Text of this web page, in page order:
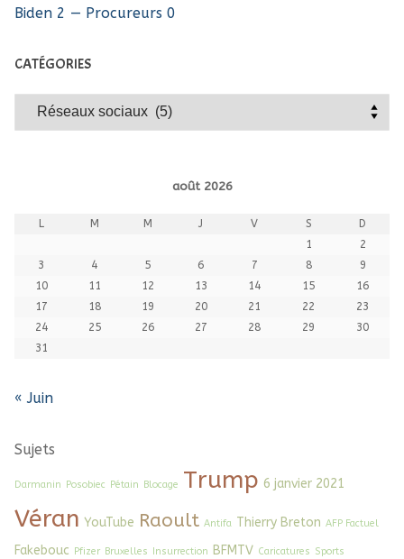
Biden 2 — Procureurs 0
CATÉGORIES
Catégories
août 2026
L M M J V S
D
1
2
3
4 5 6 7 8
9
10
11 12 13 14 15
16
17
18 19 20 21 22
23
24
25 26 27 28 29
30
31
« Juin
Sujets
Darmanin Posobiec Pétain Blocage Trump 6 janvier 2021
Véran YouTube Raoult Antifa Thierry Breton AFP Factuel
Fakebouc Pfizer Bruxelles Insurrection BFMTV Caricatures Sports